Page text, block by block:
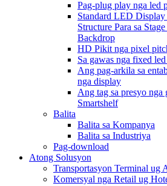
Pag-plug play nga led
Standard LED
Structure Para sa
Backdrop
HD Pikit nga pixel
Sa gawas nga fixed
Ang pag-arkila sa
nga display
Ang tag sa presyo nga
Smartshelf
Balita
Balita sa Kompanya
Balita sa Industriya
Pag-download
Atong Solusyon
Transportasyon Terminal ug
Komersyal nga Retail ug